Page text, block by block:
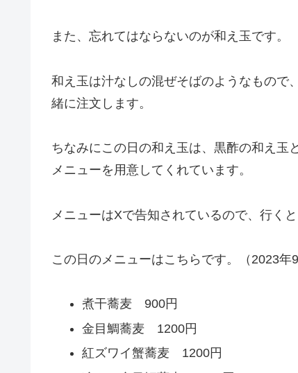
また、忘れてはならないのが和え玉です。
和え玉は汁なしの混ぜそばのようなもので
緒に注文します。
ちなみにこの日の和え玉は、黒酢の和え玉
メニューを用意してくれています。
メニューはXで告知されているので、行く
この日のメニューはこちらです。（2023年9
煮干蕎麦 900円
金目鯛蕎麦 1200円
紅ズワイ蟹蕎麦 1200円